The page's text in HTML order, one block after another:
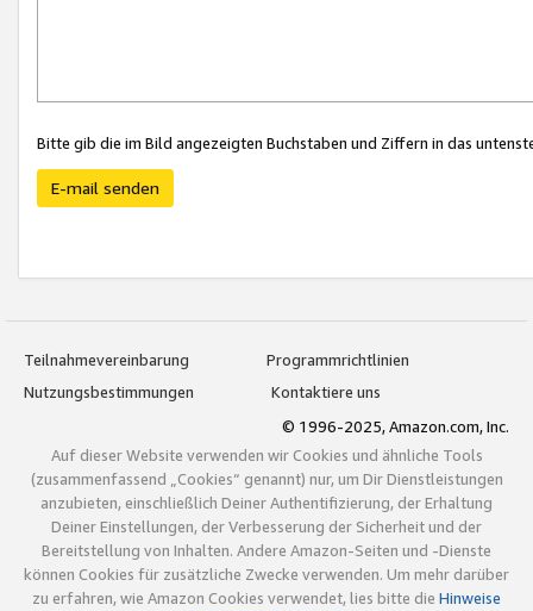
Bitte gib die im Bild angezeigten Buchstaben und Ziffern in das
E-mail senden
Teilnahmevereinbarung
Programmrichtlinien
Nutzungsbestimmungen
Kontaktiere uns
© 1996-2025, Amazon.com, Inc.
Auf dieser Website verwenden wir Cookies und ähnliche Tools
(zusammenfassend „Cookies“ genannt) nur, um Dir Dienstleistungen
anzubieten, einschließlich Deiner Authentifizierung, der Erhaltung
Deiner Einstellungen, der Verbesserung der Sicherheit und der
Bereitstellung von Inhalten. Andere Amazon-Seiten und -Dienste
können Cookies für zusätzliche Zwecke verwenden. Um mehr darüber
zu erfahren, wie Amazon Cookies verwendet, lies bitte die Hinweise